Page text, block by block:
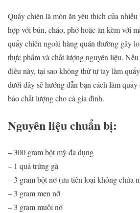
Quẩy chiên là món ăn yêu thích của
hợp với bún, cháo, phở hoặc ăn kèm với
quẩy chiên ngoài hàng quán thường gây
thực phẩm và chất lượng nguyên liệu.
điều này, tại sao không thử tự tay làm
dưới đây sẽ hướng dẫn bạn cách làm
bảo chất lượng cho cả gia đình.
Nguyên liệu chuẩn bị:
– 300 gram bột mỳ đa dụng
– 1 quả trứng gà
– 3 gram bột nở (ưu tiên loại không chứa
– 3 gram men nở
– 3 gram muối nở